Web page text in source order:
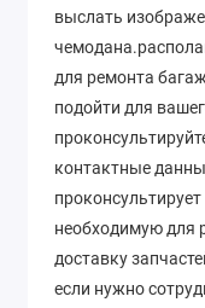
выслать
для ремонта
подойти для
контактные
необходимую для
доставку
если нужно